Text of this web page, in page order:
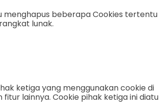
menghapus beberapa Cookies tertentu
lunak.
ketiga yang menggunakan cookie di
lainnya. Cookie pihak ketiga ini